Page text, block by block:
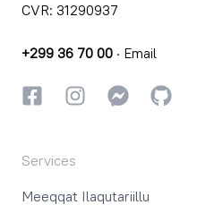
CVR: 31290937
+299 36 70 00 · Email
FacebookkiInstagrammiInstagrammi
GitHub
Services
Meeqqat Ilaqutariillu